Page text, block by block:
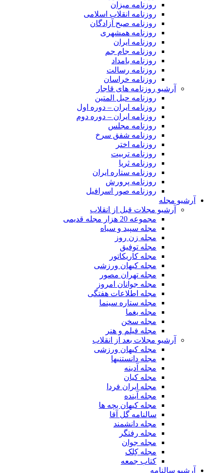
روزنامه میزان
روزنامه انقلاب اسلامی
روزنامه صبح آزادگان
روزنامه همشهری
روزنامه ایران
روزنامه جام جم
روزنامه بامداد
روزنامه رسالت
روزنامه خراسان
آرشیو روزنامه های قاجار
روزنامه حبل المتین
روزنامه ایران – دوره اول
روزنامه ایران – دوره دوم
روزنامه مجلس
روزنامه شفق سرخ
روزنامه اختر
روزنامه تربیت
روزنامه ثریا
روزنامه ستاره ایران
روزنامه پرورش
روزنامه صور اسرافیل
آرشیو مجله
آرشیو مجلات قبل از انقلاب
مجموعه 20 هزار مجله قدیمی
مجله سپید و سیاه
مجله زن روز
مجله توفیق
مجله کاریکاتور
مجله کیهان ورزشی
مجله تهران مصور
مجله جوانان امروز
مجله اطلاعات هفتگی
مجله ستاره سینما
مجله یغما
مجله سخن
مجله فیلم و هنر
آرشیو مجلات بعد از انقلاب
مجله کیهان ورزشی
مجله دانستنیها
مجله آدینه
مجله کیان
مجله ایران فردا
مجله آینده
مجله کیهان بچه ها
سالنامه گل آقا
مجله دانشمند
مجله رفتگر
مجله جوان
مجله کِلک
کتاب جمعه
آرشیو سالنامه